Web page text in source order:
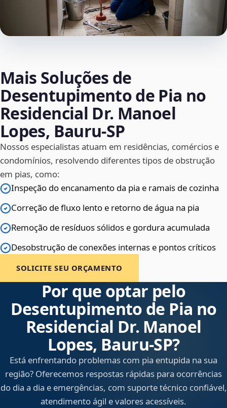
Mais Soluções de
Desentupimento de Pia no
Residencial Dr. Manoel
Lopes, Bauru‑SP
Nossos especialistas atuam em residências, comércios e
condomínios, resolvendo diferentes tipos de obstrução
em pias, como:
Inspeção do encanamento da pia e ramais de cozinha
Correção de fluxo lento e retorno de água na pia
Remoção de resíduos sólidos e gordura acumulada
Desobstrução de conexões internas e pontos críticos
SOLICITE SEU ORÇAMENTO
Por que optar pelo
Desentupimento de Pia no
Residencial Dr. Manoel
Lopes, Bauru‑SP?
Está enfrentando problemas com pia entupida na sua
região? Oferecemos respostas rápidas para ocorrências
do dia a dia e emergências, com suporte técnico confiável,
atendimento ágil e valores acessíveis.